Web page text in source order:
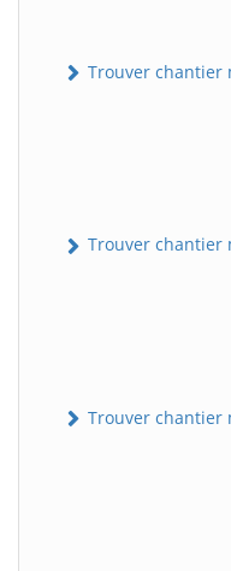
Trouver chantier
Trouver chantier
Trouver chantier